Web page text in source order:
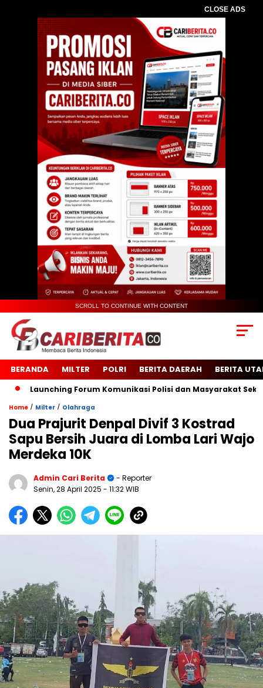
CLOSE ADS
SCROLL TO CONTINUE WITH CONTENT
BERANDA MILTER POLRI BERITA DAERAH BERITA
Forum Komunikasi Polisi dan Masyarakat Sekolah
Home / Milter / Olahraga
Dua Prajurit Denpal Divif 3 Kostrad
Sapu Bersih Juara di Lomba Lari Wajo
Merdeka 10K
Admin Cari Berita
- Reporter
Senin, 28 April 2025 - 11:32 WIB